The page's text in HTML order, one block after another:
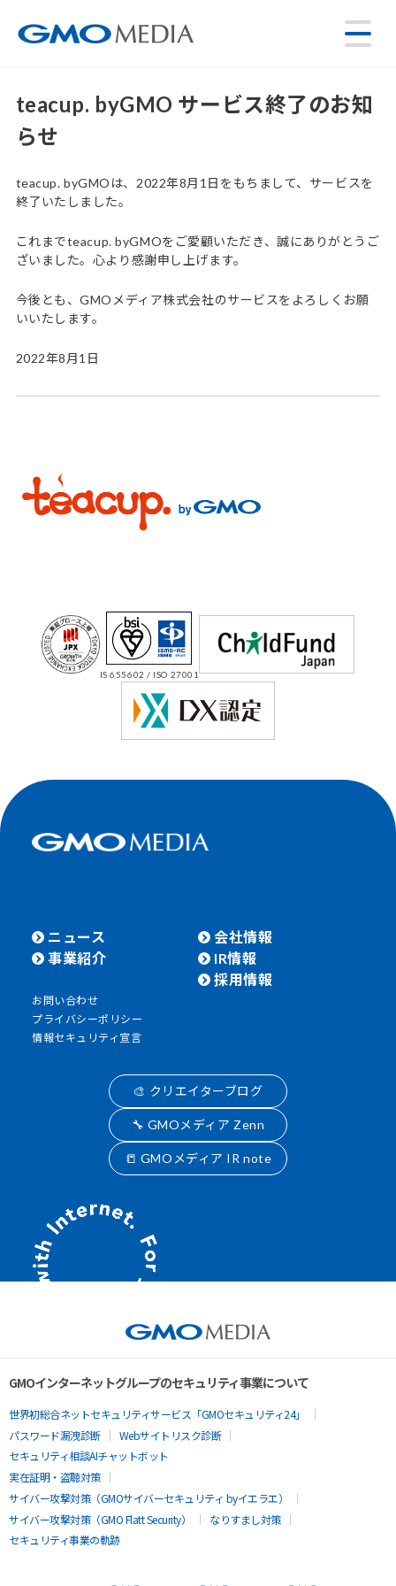
teacup. byGMO サービス終了のお知
らせ
teacup. byGMOは、2022年8月1日をもちまして、サービスを
終了いたしました。
これまでteacup. byGMOをご愛顧いただき、誠にありがとうご
ざいました。心より感謝申し上げます。
今後とも、GMOメディア株式会社のサービスをよろしくお願
いいたします。
2022年8月1日
IS 655602 / ISO 27001
ニュース
事業紹介
会社情報
IR情報
採用情報
お問い合わせ
プライバシーポリシー
情報セキュリティ宣言
🎨 クリエイターブログ
🔧 GMOメディア Zenn
📒 GMOメディア IR note
GMOインターネットグループのセキュリティ事業について
世界初総合ネットセキュリティサービス「GMOセキュリティ24」
パスワード漏洩診断
Webサイトリスク診断
セキュリティ相談AIチャットボット
実在証明・盗聴対策
サイバー攻撃対策（GMOサイバーセキュリティ byイエラエ）
サイバー攻撃対策（GMO Flatt Security）
なりすまし対策
セキュリティ事業の軌跡